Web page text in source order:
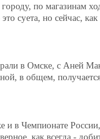
по магазинам
суета, но сейчас,
в Омске, с Аней
в общем,
в Чемпионате
как всегда -